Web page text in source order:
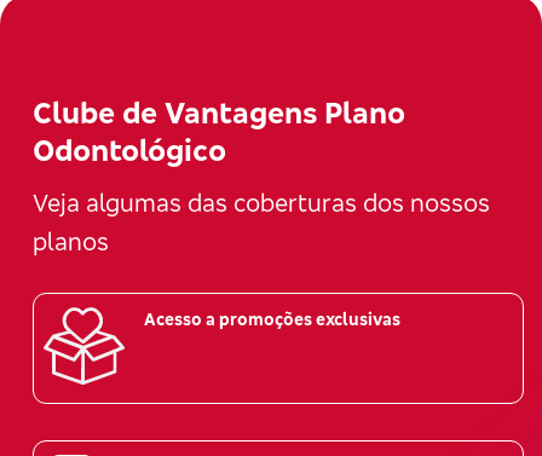
Clube de Vantagens Plano
Odontológico
Veja algumas das coberturas dos nossos
planos
Acesso a promoções exclusivas